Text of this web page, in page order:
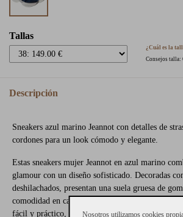
Tallas
¿Cuál es la
Consejos talla:
Descripción
Sneakers azul marino Jeannot con detalles de
cordones para un look cómodo y elegante.
Estas sneakers mujer Jeannot en azul marino
glamour con un diseño sofisticado. Decoradas
deshilachados, presentan una suela gruesa de
comodidad en cada paso. Los elásticos en el
fácil y práctico, sin necesidad de cordones.
Nosotros utilizamos cookies